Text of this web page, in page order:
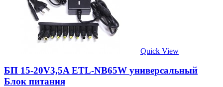
Quick View
БП 15-20V3,5A ETL-NB65W универсальный
Блок питания